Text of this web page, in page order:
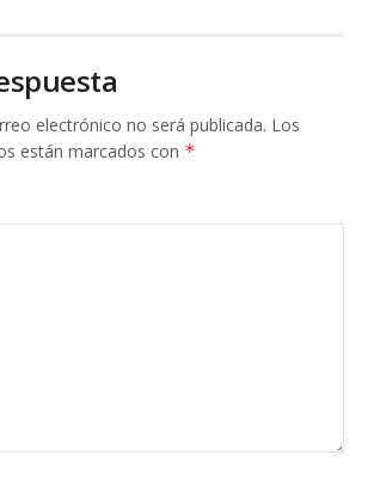
electrónico no será publicada. Los
están marcados con *